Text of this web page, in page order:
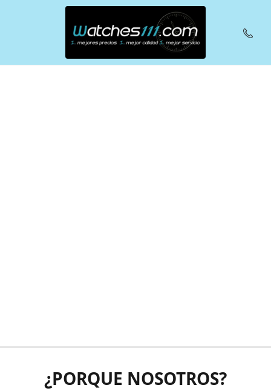
¿PORQUE NOSOTROS?